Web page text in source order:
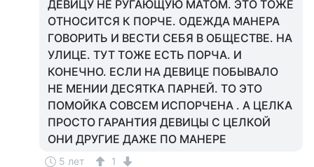
ДЕВИЦУ НЕ РУГАЮЩУЮ МАТОМ. ЭТО ТОЖЕ
ОТНОСИТСЯ К ПОРЧЕ. ОДЕЖДА МАНЕРА
ГОВОРИТЬ И ВЕСТИ СЕБЯ В ОБЩЕСТВЕ. НА
УЛИЦЕ. ТУТ ТОЖЕ ЕСТЬ ПОРЧА. И
КОНЕЧНО. ЕСЛИ НА ДЕВИЦЕ ПОБЫВАЛО
НЕ МЕНИИ ДЕСЯТКА ПАРНЕЙ. ТО ЭТО
ПОМОЙКА СОВСЕМ ИСПОРЧЕНА . А ЦЕЛКА
ПРОСТО ГАРАНТИЯ ДЕВИЦЫ С ЦЕЛКОЙ
ОНИ ДРУГИЕ ДАЖЕ ПО МАНЕРЕ
5 лет 1